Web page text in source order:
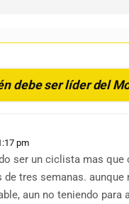
debe ser líder del
pm
ser un ciclista mas
de tres semanas.
aun no teniendo